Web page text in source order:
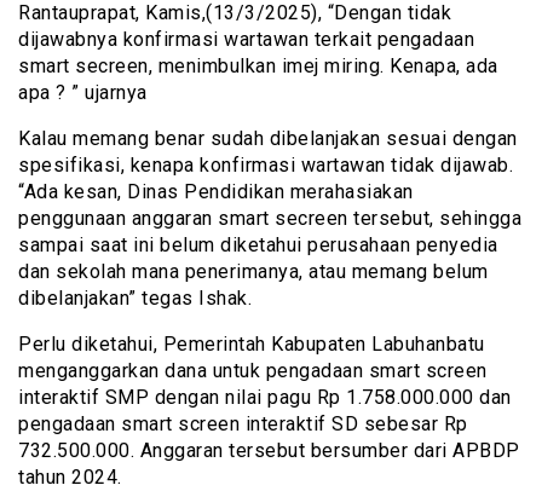
Rantauprapat, Kamis,(13/3/2025), “Dengan tidak
dijawabnya konfirmasi wartawan terkait pengadaan
smart secreen, menimbulkan imej miring. Kenapa, ada
apa ? ” ujarnya
Kalau memang benar sudah dibelanjakan sesuai dengan
spesifikasi, kenapa konfirmasi wartawan tidak dijawab.
“Ada kesan, Dinas Pendidikan merahasiakan
penggunaan anggaran smart secreen tersebut, sehingga
sampai saat ini belum diketahui perusahaan penyedia
dan sekolah mana penerimanya, atau memang belum
dibelanjakan” tegas Ishak.
Perlu diketahui, Pemerintah Kabupaten Labuhanbatu
menganggarkan dana untuk pengadaan smart screen
interaktif SMP dengan nilai pagu Rp 1.758.000.000 dan
pengadaan smart screen interaktif SD sebesar Rp
732.500.000. Anggaran tersebut bersumber dari APBDP
tahun 2024.